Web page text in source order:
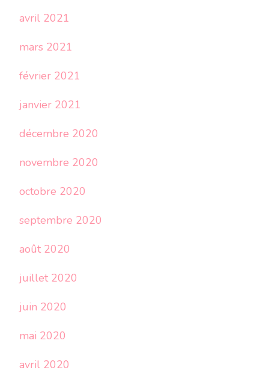
avril 2021
mars 2021
février 2021
janvier 2021
décembre 2020
novembre 2020
octobre 2020
septembre 2020
août 2020
juillet 2020
juin 2020
mai 2020
avril 2020